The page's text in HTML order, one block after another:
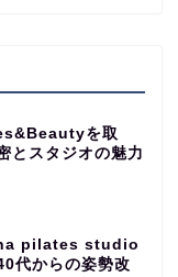
を取
とスタジオの魅力
pilates studio
代からの姿勢改